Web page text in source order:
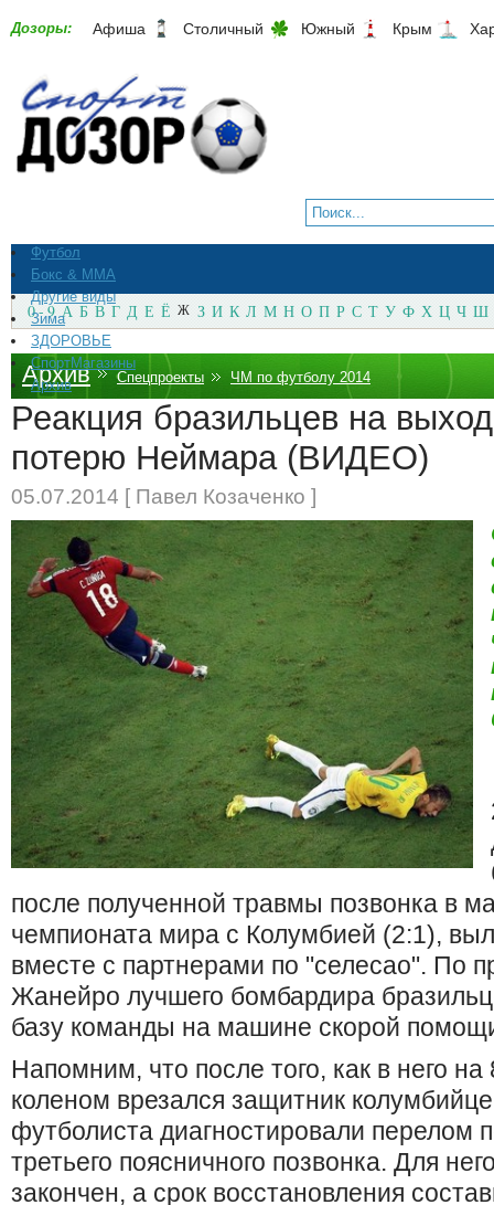
Дозоры: Афиша Столичный Южный Крым
Футбол
Бокс & ММА
Другие виды
Зима
ЗДОРОВЬЕ
СпортМагазины
Архив
0 - 9 А Б В Г Д Е Ё Ж З И К Л М Н О П Р С Т У Ф Х Ц Ч Ш
Архив Спецпроекты ЧМ по футболу 2014
Реакция бразильцев на
потерю Неймара (ВИДЕО)
05.07.2014 [ Павел Козаченко ]
после полученной травмы позвонка в
чемпионата мира с Колумбией (2:1),
вместе с партнерами по "селесао". По
Жанейро лучшего бомбардира
базу команды на машине скорой
Напомним, что после того, как в него
коленом врезался защитник
футболиста диагностировали перелом
третьего поясничного позвонка. Для
закончен, а срок восстановления